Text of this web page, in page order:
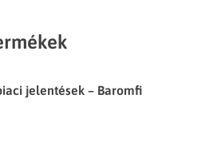
jelentések – Baromfi